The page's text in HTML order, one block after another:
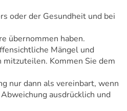
oder der Gesundheit und bei
übernommen haben.
Mängel und
Kommen Sie dem
nur dann als vereinbart, wenn
ausdrücklich und